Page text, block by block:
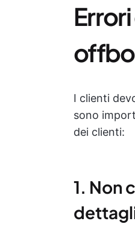
I clienti
sono
dei clienti:
1. Non